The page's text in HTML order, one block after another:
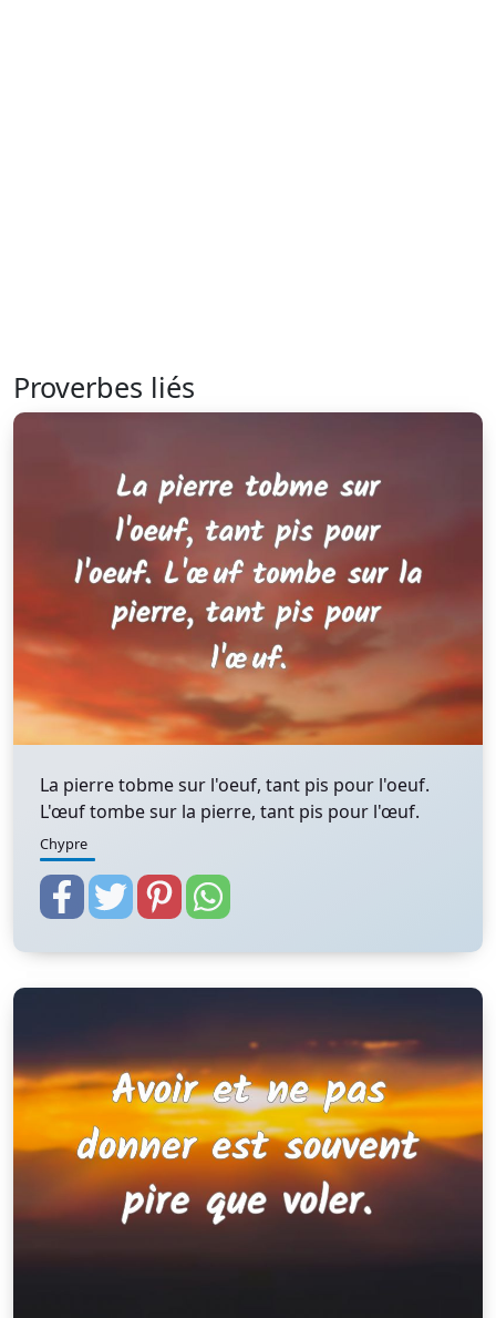
Proverbes liés
La pierre tobme sur l'oeuf, tant pis pour l'oeuf.
L'œuf tombe sur la pierre, tant pis pour l'œuf.
Chypre